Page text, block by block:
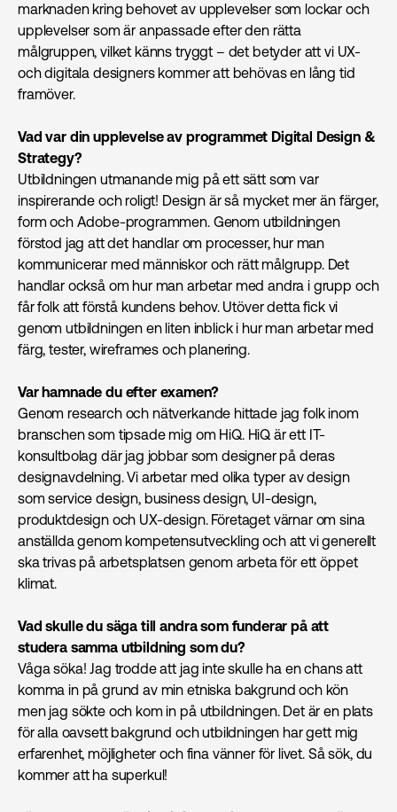
marknaden kring behovet av upplevelser som lockar och
upplevelser som är anpassade efter den rätta
målgruppen, vilket känns tryggt – det betyder att vi UX-
och digitala designers kommer att behövas en lång tid
framöver.
Vad var din upplevelse av programmet Digital Design &
Strategy?
Utbildningen utmanande mig på ett sätt som var
inspirerande och roligt! Design är så mycket mer än färger,
form och Adobe-programmen. Genom utbildningen
förstod jag att det handlar om processer, hur man
kommunicerar med människor och rätt målgrupp. Det
handlar också om hur man arbetar med andra i grupp och
får folk att förstå kundens behov. Utöver detta fick vi
genom utbildningen en liten inblick i hur man arbetar med
färg, tester, wireframes och planering.
Var hamnade du efter examen?
Genom research och nätverkande hittade jag folk inom
branschen som tipsade mig om HiQ. HiQ är ett IT-
konsultbolag där jag jobbar som designer på deras
designavdelning. Vi arbetar med olika typer av design
som service design, business design, UI-design,
produktdesign och UX-design. Företaget värnar om sina
anställda genom kompetensutveckling och att vi generellt
ska trivas på arbetsplatsen genom arbeta för ett öppet
klimat.
Vad skulle du säga till andra som funderar på att
studera samma utbildning som du?
Våga söka! Jag trodde att jag inte skulle ha en chans att
komma in på grund av min etniska bakgrund och kön
men jag sökte och kom in på utbildningen. Det är en plats
för alla oavsett bakgrund och utbildningen har gett mig
erfarenhet, möjligheter och fina vänner för livet. Så sök, du
kommer att ha superkul!